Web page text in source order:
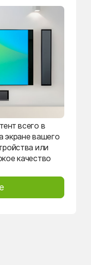
всего в
экране вашего
или
качество